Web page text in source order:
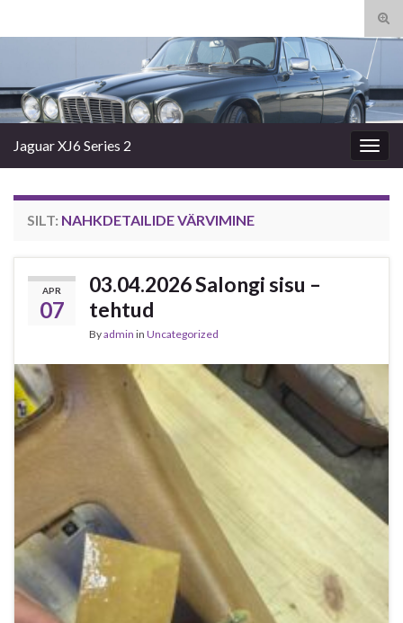
Search for:
Jaguar XJ6 Series 2
SILT: NAHKDETAILIDE VÄRVIMINE
APR
07
03.04.2026 Salongi sisu –
tehtud
Byadmin in Uncategorized